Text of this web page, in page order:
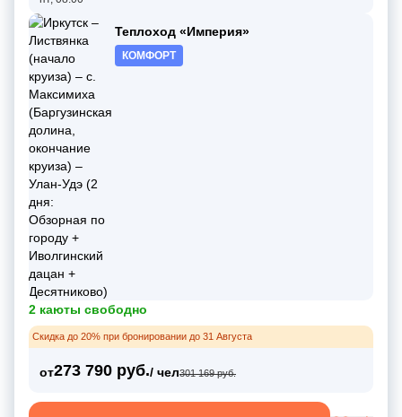
Теплоход «Империя»
КОМФОРТ
2 каюты свободно
Скидка до 20% при бронировании до 31 Августа
от273 790 руб./ чел301 169 руб.